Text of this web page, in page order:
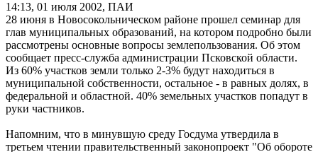
14:13, 01 июля 2002, ПАИ
28 июня в Новосокольническом районе прошел семинар для
глав муниципальных образований, на котором подробно были
рассмотрены основные вопросы землепользования. Об этом
сообщает пресс-служба администрации Псковской области.
Из 60% участков земли только 2-3% будут находиться в
муниципальной собственности, остальное - в равных долях, в
федеральной и областной. 40% земельных участков попадут в
руки частников.
Напомним, что в минувшую среду Госдума утвердила в
третьем чтении правительственный законопроект "Об обороте